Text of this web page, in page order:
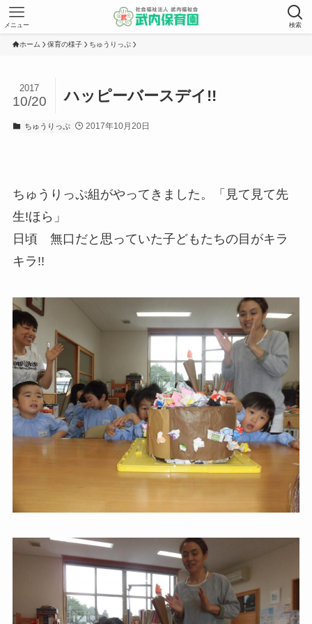
検索
メニュー
ホーム 保育の様子 ちゅうりっぷ
ハッピーバースデイ!!
2017
10/20
ちゅうりっぷ 2017年10月20日
ちゅうりっぷ組がやってきました。「見て見て先
生!ほら」
日頃 無口だと思っていた子どもたちの目がキラ
キラ!!